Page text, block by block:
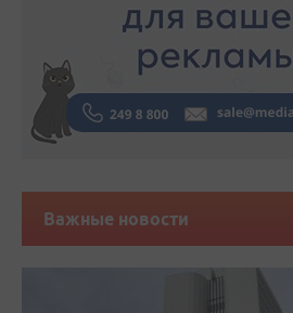
Важные новости